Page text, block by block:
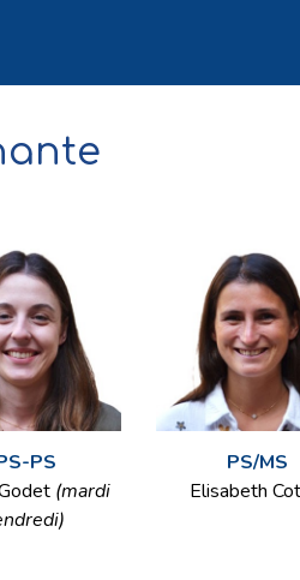
PS
(mardi
PS/MS
Elisabeth